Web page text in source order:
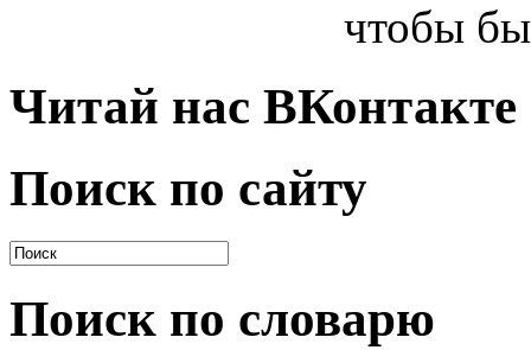
чтобы
Читай нас ВКонтакте
Поиск по сайту
Поиск по словарю